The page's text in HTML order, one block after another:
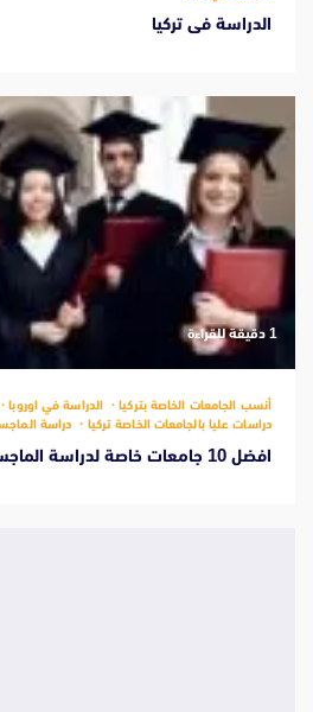
الدراسة فى تركيا
‫1 دقيقة للقراءة
أنسب الجامعات الخاصة بتركيا الدراسة في اوروبا
دراسات عليا بالجامعات الخاصة تركيا
دراسة
افضل 10 جامعات خاصة لدراسة الماجستير بتركيا